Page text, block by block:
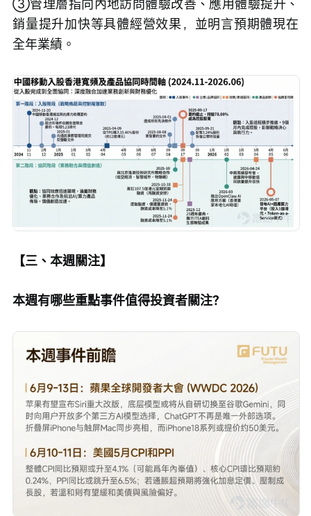
銷量提升加快等具體經營效果，並明言預期體現在
全年業績。
【三、本週關注】
本週有哪些重點事件值得投資者關注？